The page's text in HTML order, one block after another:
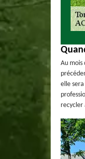
Au mois
elle
recycler